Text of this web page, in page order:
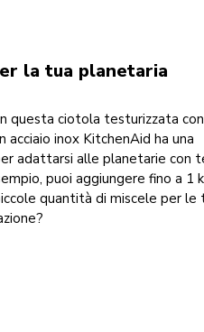
la tua planetaria
questa ciotola testurizzata con
inox KitchenAid ha una
adattarsi alle planetarie con
puoi aggiungere fino a 1
quantità di miscele per le